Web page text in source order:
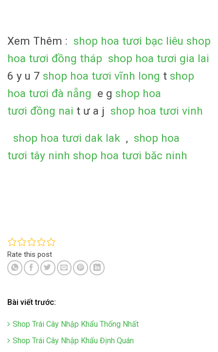
Xem Thêm : shop hoa tươi bạc liêu shop
hoa tươi đồng tháp shop hoa tươi gia lai
6 y u 7 shop hoa tươi vĩnh long t shop
hoa tươi đà nẵng e g shop hoa
tươi đồng nai t ư a j shop hoa tươi vinh
shop hoa tươi dak lak , shop hoa
tươi tây ninh shop hoa tươi băc ninh
Rate this post
Bài viết trước:
Shop Trái Cây Nhập Khẩu Thống Nhất
Shop Trái Cây Nhập Khẩu Định Quán